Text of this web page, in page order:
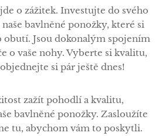
o zážitek. Investujte do svého
bavlněné ponožky, které si
Jsou dokonalým spojením
o vaše nohy. Vyberte si kvalitu,
si pár ještě dnes!
zažít pohodlí a kvalitu,
bavlněné ponožky. Zasloužíte
tu, abychom vám to poskytli.